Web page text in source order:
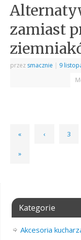
zamiast
przez smacznie | 9
« ‹ 3
»
Kategorie
Akcesoria